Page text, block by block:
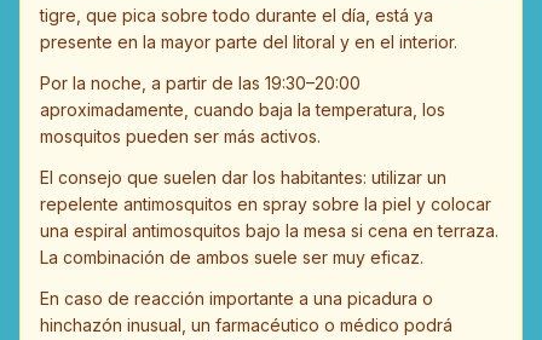
tigre, que pica sobre todo durante el día, está ya
presente en la mayor parte del litoral y en el interior.
Por la noche, a partir de las 19:30–20:00
aproximadamente, cuando baja la temperatura, los
mosquitos pueden ser más activos.
El consejo que suelen dar los habitantes: utilizar un
repelente antimosquitos en spray sobre la piel y colocar
una espiral antimosquitos bajo la mesa si cena en terraza.
La combinación de ambos suele ser muy eficaz.
En caso de reacción importante a una picadura o
hinchazón inusual, un farmacéutico o médico podrá